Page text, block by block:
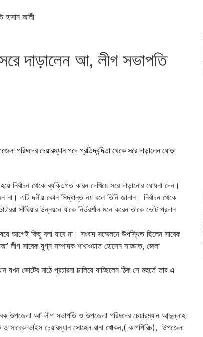
হাসান আলী
সরে দাড়ালেন আ, লীগ সভাপতি
পরিষদের চেয়ারম্যান পদে প্রতিদ্বন্দিতা থেকে সরে দাড়ালেন ঘোড়া
নির্বাচন থেকে ব্যক্তিগত কারন দেখিয়ে সরে দাড়ানোর ঘোষনা দেন।
না। এটি দলীয় কোন সিদ্ধান্ত নয় বলে তিনি জানান। নির্বাচন থেকে
সাঁথিয়ার উন্নয়নে যাকে নির্ভরশীল মনে করেন তাকে ভোট প্রদান
আগেই কিছু বলা যাবে না। সংবাদ সম্মেলনে উপস্থিত ছিলেন সাবেক
সাবেক যুগ্ন সম্পাদক শাখাওয়াত হোসেন সাজ্জাত, জেলা
ভোটের মাঠে প্রচারনা চালিয়ে যাচ্ছিলেন ঠিক সে মহুর্তে তার এ
উপজেলা আ’ লীগ সভাপতি ও উপজেলা পরিষদের চেয়ারম্যান আব্দুল্লাহ
ভাইস চেয়ারম্যান সোহেল রানা খোকন,( কাপপিরিচ), উপজেলা